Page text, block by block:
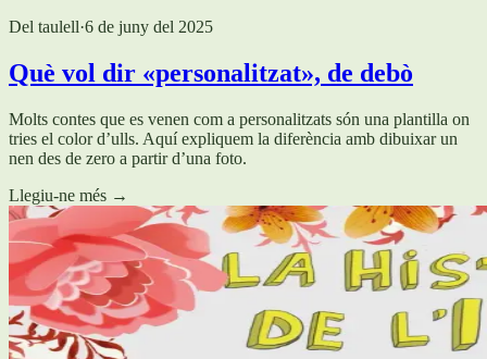
Del taulell·6 de juny del 2025
Què vol dir «personalitzat», de debò
Molts contes que es venen com a personalitzats són una plantilla on
tries el color d’ulls. Aquí expliquem la diferència amb dibuixar un
nen des de zero a partir d’una foto.
Llegiu-ne més →